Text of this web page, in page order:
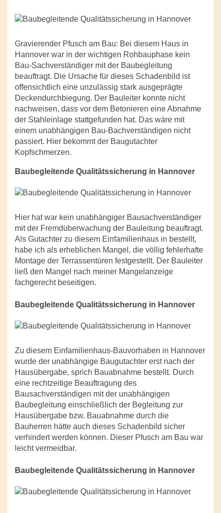
Gravierender Pfusch am Bau: Bei diesem Haus in
Hannover war in der wichtigen Rohbauphase kein
Bau-Sachverständiger mit der Baubegleitung
beauftragt. Die Ursache für dieses Schadenbild ist
offensichtlich eine unzulässig stark ausgeprägte
Deckendurchbiegung. Der Bauleiter konnte nicht
nachweisen, dass vor dem Betonieren eine Abnahme
der Stahleinlage stattgefunden hat. Das wäre mit
einem unabhängigen Bau-Bachverständigen nicht
passiert. Hier bekommt der Baugutachter
Kopfschmerzen.
Baubegleitende Qualitätssicherung in Hannover
Hier hat war kein unabhängiger Bausachverständiger
mit der Fremdüberwachung der Bauleitung beauftragt.
Als Gutachter zu diesem Einfamilienhaus in bestellt,
habe ich als erheblichen Mangel, die völlig fehlerhafte
Montage der Terrassentüren festgestellt. Der Bauleiter
ließ den Mangel nach meiner Mangelanzeige
fachgerecht beseitigen.
Baubegleitende Qualitätssicherung in Hannover
Zu diesem Einfamilienhaus-Bauvorhaben in Hannover
wurde der unabhängige Baugutachter erst nach der
Hausübergabe, sprich Bauabnahme bestellt. Durch
eine rechtzeitige Beauftragung des
Bausachverständigen mit der unabhängigen
Baubegleitung einschließlich der Begleitung zur
Hausübergabe bzw. Bauabnahme durch die
Bauherren hätte auch dieses Schadenbild sicher
verhindert werden können. Dieser Pfusch am Bau war
leicht vermeidbar.
Baubegleitende Qualitätssicherung in Hannover